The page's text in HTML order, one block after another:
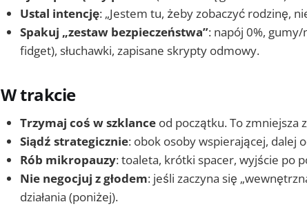
Ustal intencję: „Jestem tu, żeby zobaczyć rodzinę,
Spakuj „zestaw bezpieczeństwa”: napój 0%,
fidget), słuchawki, zapisane skrypty odmowy.
W trakcie
Trzymaj coś w szklance od początku. To zmniejsza
Siądź strategicznie: obok osoby wspierającej, dalej
Rób mikropauzy: toaleta, krótki spacer, wyjście po
Nie negocjuj z głodem: jeśli zaczyna się
działania (poniżej).